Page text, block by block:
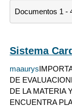
Documentos 1 -
Sistema
maaurys
DE
DE LA MATERIA
ENCUENTRA